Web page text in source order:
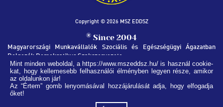
Copyright © 2026 MSZ EDDSZ
® Since 2004
Magyarországi Munkavállalók Szociális és Egészségügyi Ágazatban
Dolgozók Demokratikus Szakszervezete
MSZ EDDSZ SZÉKHÁZ
1051, Budapest Nádor utca 32.
info@mszeddsz.hu
Mint minden weboldal, a https://www.mszeddsz.hu/ is használ cookie-
kat, hogy kellemesebb felhasználói élményben legyen része, amikor
az oldalunkon jár!
Az “Értem” gomb lenyomásával hozzájárulását adja, hogy elfogadja
őket!